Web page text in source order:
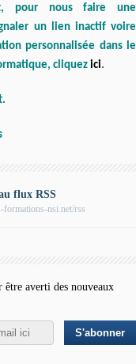
pour nous faire une
un lien inactif voire
personnalisée dans le
cliquez ici.
flux RSS
formations-nsi.net/rss
être averti des nouveaux